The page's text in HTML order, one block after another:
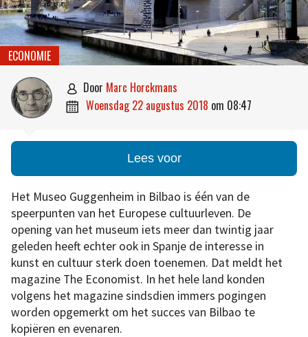
ECONOMIE
 door Marc Horckmans
 woensdag 22 augustus 2018 om 08:47
Lees voor
Het Museo Guggenheim in Bilbao is één van de
speerpunten van het Europese cultuurleven. De
opening van het museum iets meer dan twintig jaar
geleden heeft echter ook in Spanje de interesse in
kunst en cultuur sterk doen toenemen. Dat meldt het
magazine The Economist. In het hele land konden
volgens het magazine sindsdien immers pogingen
worden opgemerkt om het succes van Bilbao te
kopiëren en evenaren.